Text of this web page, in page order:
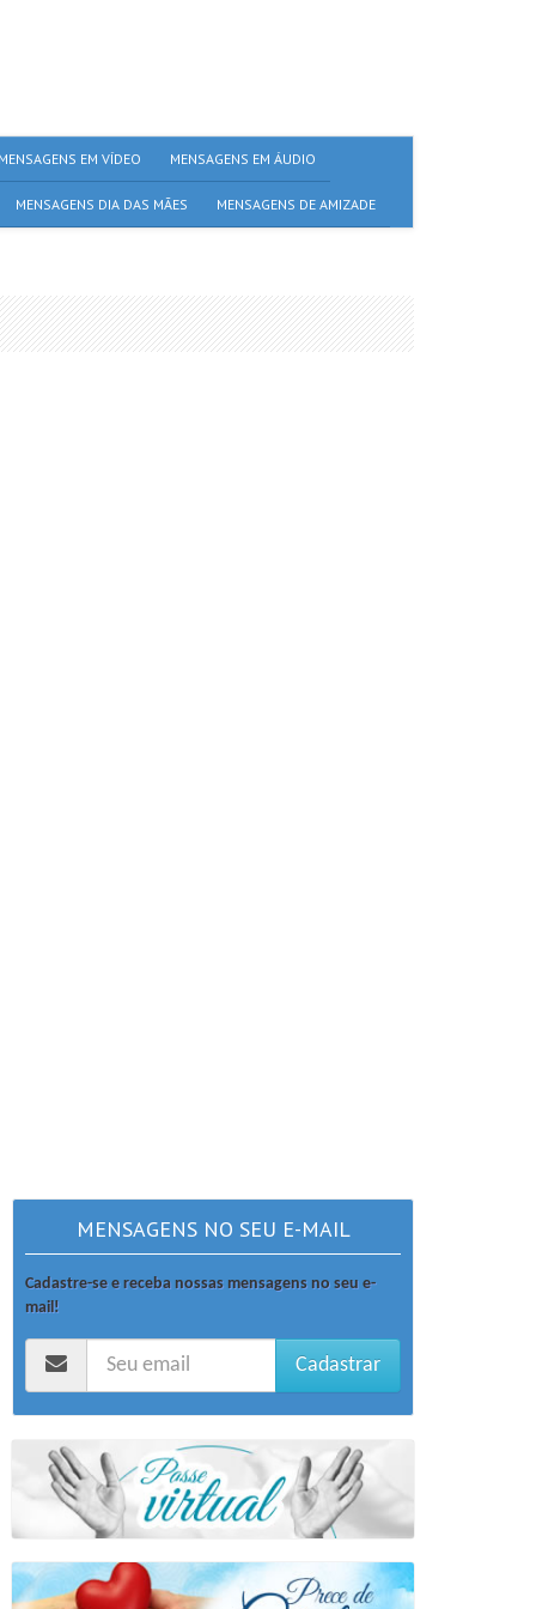
MENSAGENS EM VÍDEO MENSAGENS EM ÁUDIO
MENSAGENS DIA DAS MÃES MENSAGENS DE AMIZADE
MENSAGENS NO SEU E-MAIL
Cadastre-se e receba nossas mensagens no seu e-
mail!
Cadastrar